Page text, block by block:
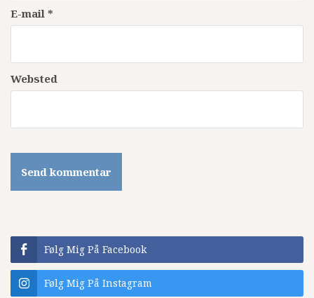
E-mail *
Websted
Følg Mig På Facebook
Følg Mig På Instagram